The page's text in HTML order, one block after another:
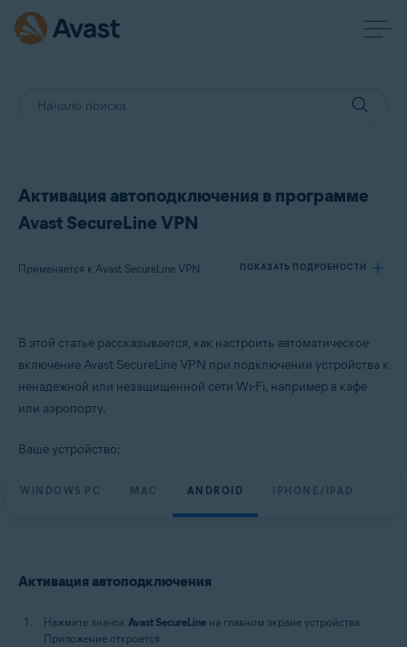
Активация автоподключения в программе
Avast SecureLine VPN
Применяется к Avast SecureLine VPN ПОКАЗАТЬ ПОДРОБНОСТИ
Продукты:
Avast SecureLine VPN
В этой статье рассказывается, как настроить автоматическое
включение Avast SecureLine VPN при подключении устройства к
ненадежной или незащищенной сети Wi-Fi, например в кафе
или аэропорту.
Ваше устройство:
WINDOWS PC MAC ANDROID IPHONE/IPAD
Активация автоподключения
Нажмите значок Avast SecureLine на главном экране устройства.
Приложение откроется.